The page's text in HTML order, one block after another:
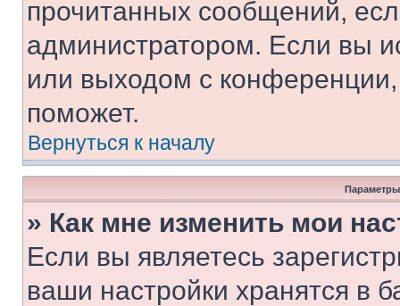
прочитанных сообщений,
администратором. Если вы
или выходом с
поможет.
Вернуться к началу
Параметры
» Как мне изменить мои
Если вы являетесь
ваши настройки хранятся в